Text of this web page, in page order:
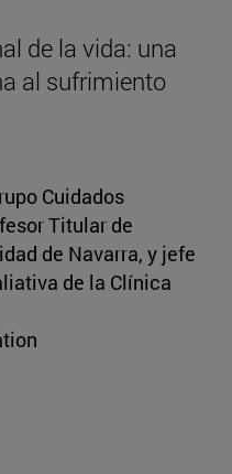
de la vida: una
al sufrimiento
Cuidados
Titular de
de Navarra, y jefe
de la Clínica